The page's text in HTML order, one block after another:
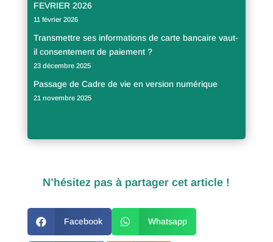
FEVRIER 2026
11 février 2026
Transmettre ses informations de carte bancaire vaut-
il consentement de paiement ?
23 décembre 2025
Passage de Cadre de vie en version numérique
21 novembre 2025
N’hésitez pas à partager cet article !
 Facebook  Whatsapp